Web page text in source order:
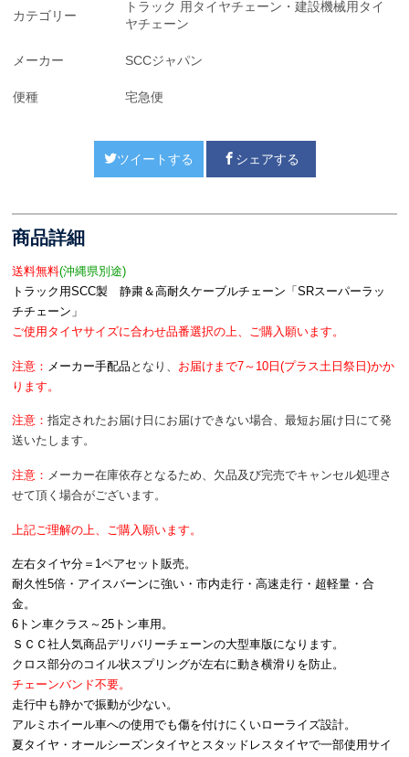
カテゴリー
トラック 用タイヤチェーン・建設機械用タイ
ヤチェーン
メーカー SCCジャパン
便種 宅急便
ツイートする シェアする
商品詳細
送料無料(沖縄県別途)
トラック用SCC製 静粛＆高耐久ケーブルチェーン「SRスーパーラッ
チチェーン」
ご使用タイヤサイズに合わせ品番選択の上、ご購入願います。
注意： メーカー手配品 となり、 お届けまで7～10日(プラス土日祭日)かか
ります。
注意：指定されたお届け日にお届けできない場合、最短お届け日にて発
送いたします。
注意： メーカー在庫依存となるため、欠品及び完売でキャンセル処理さ
せて頂く場合がございます。
上記ご理解の上、ご購入願います。
左右タイヤ分＝1ペアセット販売。
耐久性5倍・アイスバーンに強い・市内走行・高速走行・超軽量・合
金。
6トン車クラス～25トン車用。
ＳＣＣ社人気商品デリバリーチェーンの大型車版になります。
クロス部分のコイル状スプリングが左右に動き横滑りを防止。
チェーンバンド不要。
走行中も静かで振動が少ない。
アルミホイール車への使用でも傷を付けにくいローライズ設計。
夏タイヤ・オールシーズンタイヤとスタッドレスタイヤで一部使用サイ